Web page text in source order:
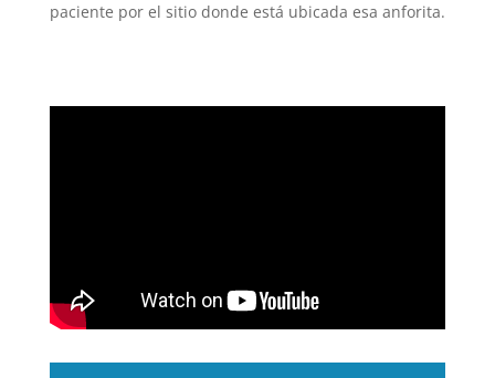
paciente por el sitio donde está ubicada esa anforita.